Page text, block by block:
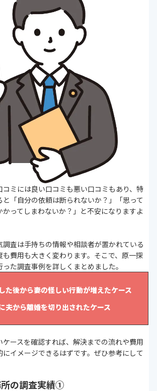
コミには良い口コミも悪い口コミもあり、特
と「自分の依頼は断られないか？」「思って
ってしまわないか？」と不安になりますよ
査は手持ちの情報や相談者が置かれている
費用も大きく変わります。そこで、原一探
た調査事例を詳しくまとめました。
た後から妻の怪しい行動が増えたケース
夫から離婚を切り出されたケース
ケースを確認すれば、解決までの流れや費用
イメージできるはずです。ぜひ参考にして
の調査実績①